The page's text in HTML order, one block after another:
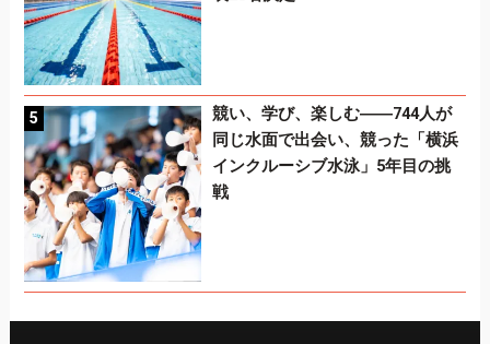
競い、学び、楽しむ――744人が
同じ水面で出会い、競った「横浜
インクルーシブ水泳」5年目の挑
戦